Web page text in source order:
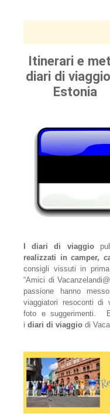
Itinerari e
diari di
Estonia
I diari di viaggio
realizzati in camper,
consigli vissuti in
“Amici di
passione hanno
viaggiatori resoconti di
foto e suggerimenti.
i diari di viaggio di